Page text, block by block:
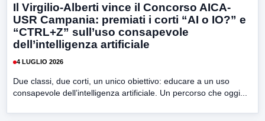
Il Virgilio-Alberti vince il Concorso AICA-
USR Campania: premiati i corti “AI o IO?” e
“CTRL+Z” sull’uso consapevole
dell’intelligenza artificiale
4 LUGLIO 2026
Due classi, due corti, un unico obiettivo: educare a un uso
consapevole dell’intelligenza artificiale. Un percorso che oggi...